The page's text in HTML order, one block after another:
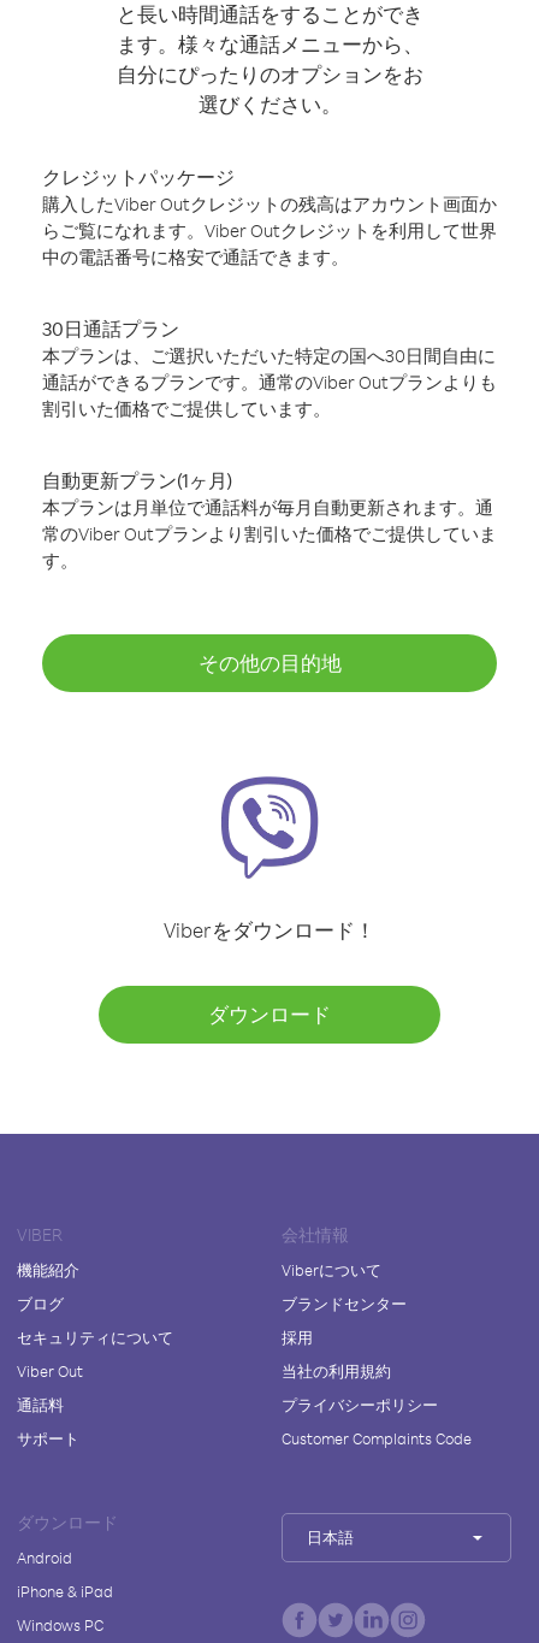
と長い時間通話をすることができ
ます。様々な通話メニューから、
自分にぴったりのオプションをお
選びください。
クレジットパッケージ
購入したViber Outクレジットの残高はアカウント画面か
らご覧になれます。Viber Outクレジットを利用して世界
中の電話番号に格安で通話できます。
30日通話プラン
本プランは、ご選択いただいた特定の国へ30日間自由に
通話ができるプランです。通常のViber Outプランよりも
割引いた価格でご提供しています。
自動更新プラン(1ヶ月)
本プランは月単位で通話料が毎月自動更新されます。通
常のViber Outプランより割引いた価格でご提供していま
す。
その他の目的地
Viberをダウンロード！
ダウンロード
VIBER
機能紹介
ブログ
セキュリティについて
Viber Out
通話料
サポート
会社情報
Viberについて
ブランドセンター
採用
当社の利用規約
プライバシーポリシー
Customer Complaints Code
ダウンロード
Android
iPhone & iPad
Windows PC
日本語